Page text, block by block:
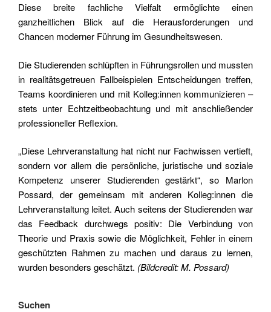
Diese breite fachliche Vielfalt ermöglichte einen
ganzheitlichen Blick auf die Herausforderungen und
Chancen moderner Führung im Gesundheitswesen.
Die Studierenden schlüpften in Führungsrollen und mussten
in realitätsgetreuen Fallbeispielen Entscheidungen treffen,
Teams koordinieren und mit Kolleg:innen kommunizieren –
stets unter Echtzeitbeobachtung und mit anschließender
professioneller Reflexion.
„Diese Lehrveranstaltung hat nicht nur Fachwissen vertieft,
sondern vor allem die persönliche, juristische und soziale
Kompetenz unserer Studierenden gestärkt“, so Marlon
Possard, der gemeinsam mit anderen Kolleg:innen die
Lehrveranstaltung leitet. Auch seitens der Studierenden war
das Feedback durchwegs positiv: Die Verbindung von
Theorie und Praxis sowie die Möglichkeit, Fehler in einem
geschützten Rahmen zu machen und daraus zu lernen,
wurden besonders geschätzt. (Bildcredit: M. Possard)
Suchen